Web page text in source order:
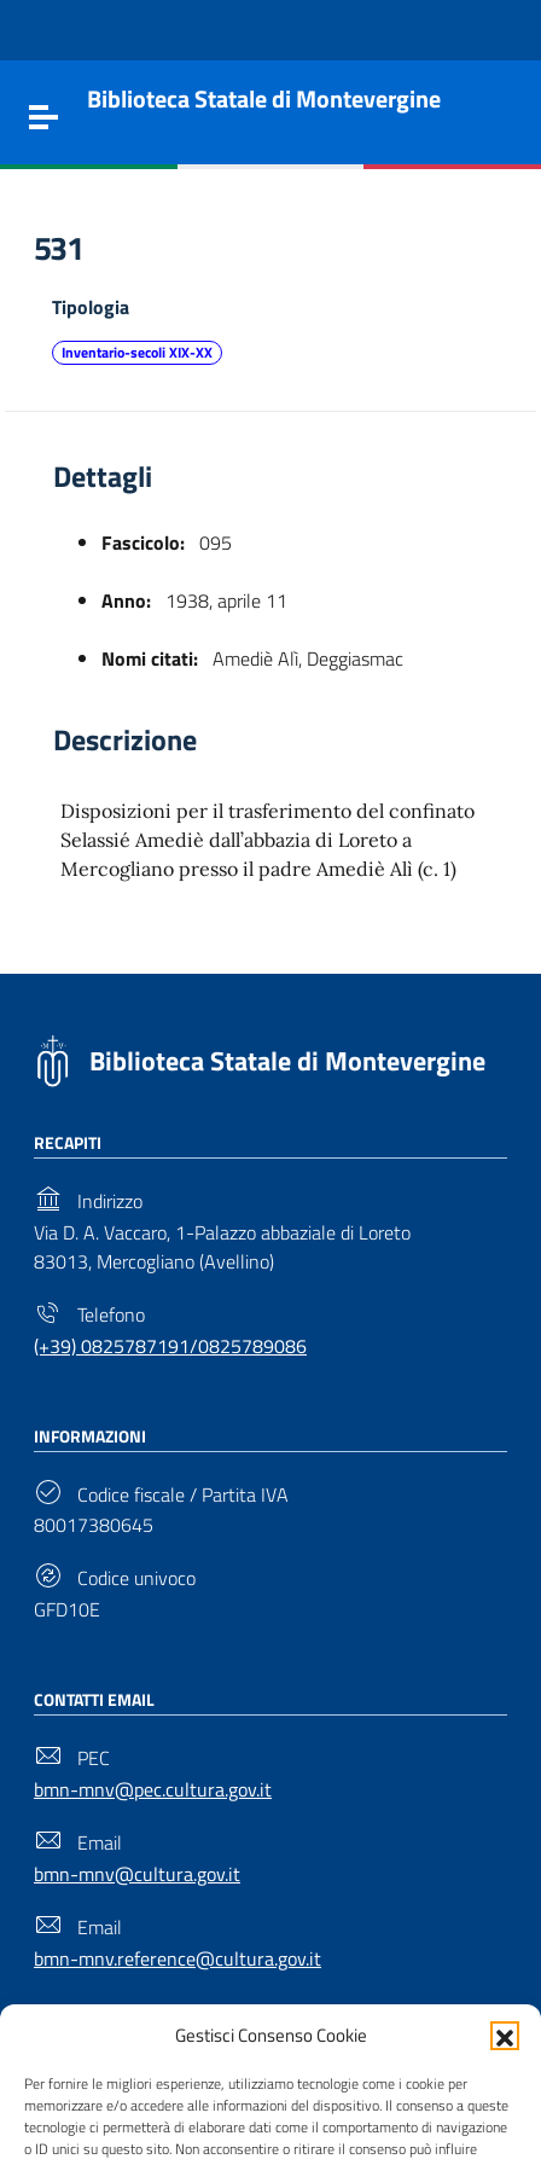
Gestisci Consenso Cookie
Per fornire le migliori esperienze, utilizziamo tecnologie come i cookie per
memorizzare e/o accedere alle informazioni del dispositivo. Il consenso a queste
tecnologie ci permetterà di elaborare dati come il comportamento di navigazione
o ID unici su questo sito. Non acconsentire o ritirare il consenso può influire
Toggle navigation
Biblioteca Statale di Montevergine
531
Tipologia
Inventario-secoli XIX-XX
Dettagli
Fascicolo: 095
Anno: 1938, aprile 11
Nomi citati: Amediè Alì, Deggiasmac
Descrizione
Disposizioni per il trasferimento del confinato
Selassié Amediè dall’abbazia di Loreto a
Mercogliano presso il padre Amediè Alì (c. 1)
Biblioteca Statale di Montevergine
RECAPITI
Indirizzo
Via D. A. Vaccaro, 1-Palazzo abbaziale di Loreto
83013, Mercogliano (Avellino)
Telefono
(+39) 0825787191/0825789086
INFORMAZIONI
Codice fiscale / Partita IVA
80017380645
Codice univoco
GFD10E
CONTATTI EMAIL
PEC
bmn-mnv@pec.cultura.gov.it
Email
bmn-mnv@cultura.gov.it
Email
bmn-mnv.reference@cultura.gov.it